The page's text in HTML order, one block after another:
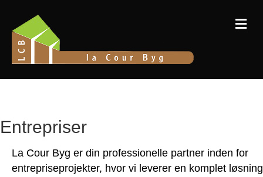
Entrepriser
La Cour Byg er din professionelle partner inden for
entrepriseprojekter, hvor vi leverer en komplet løsning